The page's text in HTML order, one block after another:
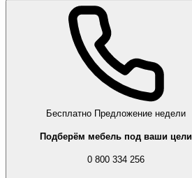
Бесплатно Предложение недели
Подберём мебель под ваши цели
0 800 334 256